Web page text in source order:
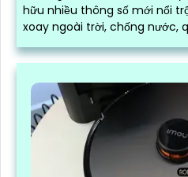
hữu nhiều thông số mới nổi
xoay ngoài trời, chống nước,
giải sắc nét lên đến 2k với